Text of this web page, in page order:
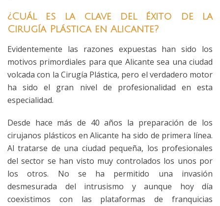
¿Cuál es la clave del éxito de la
Cirugía Plástica en Alicante?
Evidentemente las razones expuestas han sido los
motivos primordiales para que Alicante sea una ciudad
volcada con la Cirugía Plástica, pero el verdadero motor
ha sido el gran nivel de profesionalidad en esta
especialidad.
Desde hace más de 40 años la preparación de los
cirujanos plásticos en Alicante ha sido de primera línea.
Al tratarse de una ciudad pequeña, los profesionales
del sector se han visto muy controlados los unos por
los otros. No se ha permitido una invasión
desmesurada del intrusismo y aunque hoy día
coexistimos con las plataformas de franquicias